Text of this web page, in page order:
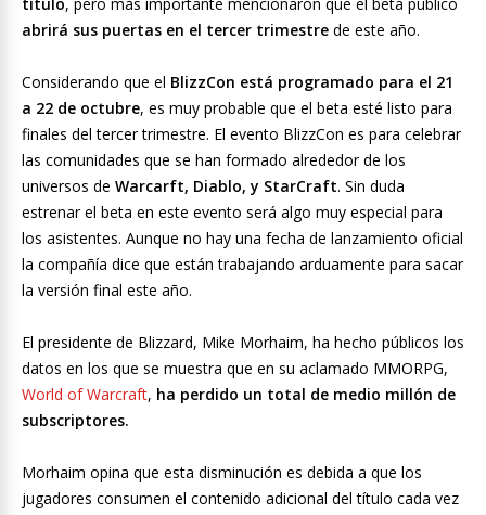
abrirá sus puertas en el tercer trimestre de este año.
Considerando que el BlizzCon está programado para el 21
a 22 de octubre, es muy probable que el beta esté listo para
finales del tercer trimestre. El evento BlizzCon es para celebrar
las comunidades que se han formado alrededor de los
universos de Warcarft, Diablo, y StarCraft. Sin duda
estrenar el beta en este evento será algo muy especial para
los asistentes. Aunque no hay una fecha de lanzamiento oficial
la compañía dice que están trabajando arduamente para sacar
la versión final este año.
El presidente de Blizzard, Mike Morhaim, ha hecho públicos los
datos en los que se muestra que en su aclamado MMORPG,
World of Warcraft, ha perdido un total de medio millón de
subscriptores.
Morhaim opina que esta disminución es debida a que los
jugadores consumen el contenido adicional del título cada vez